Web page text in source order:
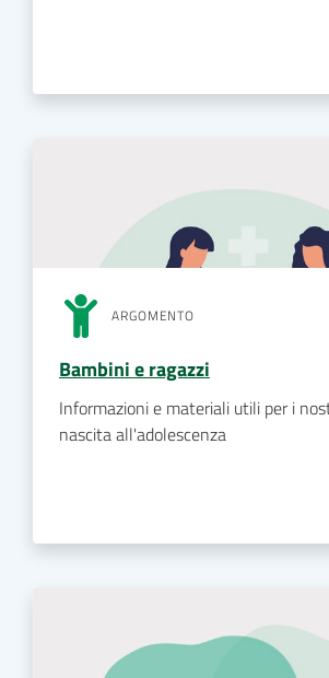
ARGOMENTO
Bambini e ragazzi
Informazioni e materiali utili per i
nascita all'adolescenza